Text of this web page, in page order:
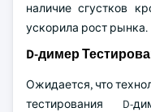
наличие сгустков
ускорила рост рынка.
D-димер
Ожидается, что
тестирования D-